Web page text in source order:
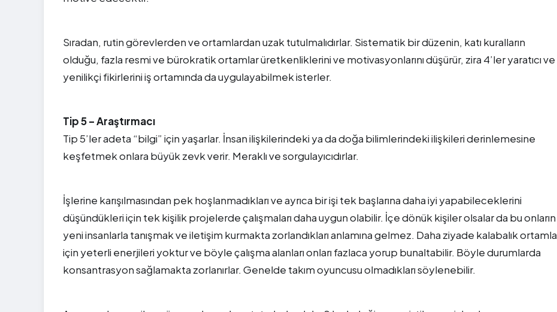
Sıradan, rutin görevlerden ve ortamlardan uzak tutulmalıdırlar. Sistematik bir düzenin, katı kuralların
olduğu, fazla resmi ve bürokratik ortamlar üretkenliklerini ve motivasyonlarını düşürür, zira 4’ler yaratıcı ve
yenilikçi fikirlerini iş ortamında da uygulayabilmek isterler.
Tip 5 – Araştırmacı
Tip 5’ler adeta “bilgi” için yaşarlar. İnsan ilişkilerindeki ya da doğa bilimlerindeki ilişkileri derinlemesine
keşfetmek onlara büyük zevk verir. Meraklı ve sorgulayıcıdırlar.
İşlerine karışılmasından pek hoşlanmadıkları ve ayrıca bir işi tek başlarına daha iyi yapabileceklerini
düşündükleri için tek kişilik projelerde çalışmaları daha uygun olabilir. İçe dönük kişiler olsalar da bu onların
yeni insanlarla tanışmak ve iletişim kurmakta zorlandıkları anlamına gelmez. Daha ziyade kalabalık
için yeterli enerjileri yoktur ve böyle çalışma alanları onları fazlaca yorup bunaltabilir. Böyle durumlarda
konsantrasyon sağlamakta zorlanırlar. Genelde takım oyuncusu olmadıkları söylenebilir.